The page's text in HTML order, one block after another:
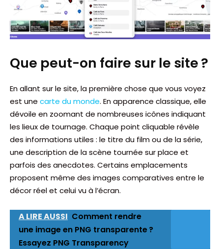
Que peut-on faire sur le site ?
En allant sur le site, la première chose que vous voyez
est une carte du monde. En apparence classique, elle
dévoile en zoomant de nombreuses icônes indiquant
les lieux de tournage. Chaque point cliquable révèle
des informations utiles : le titre du film ou de la série,
une description de la scène tournée sur place et
parfois des anecdotes. Certains emplacements
proposent même des images comparatives entre le
décor réel et celui vu à l’écran.
A LIRE AUSSI Comment rendre
une image en PNG transparente ?
Essayez PNG Transparency